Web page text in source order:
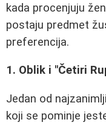
kada procenjuju
postaju predmet
preferencija.
1. Oblik i "Četiri
Jedan od
koji se pominje